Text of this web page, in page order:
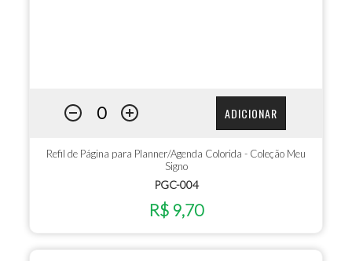
ADICIONAR
Refil de Página para Planner/Agenda Colorida - Coleção Meu
Signo
PGC-004
R$ 9,70